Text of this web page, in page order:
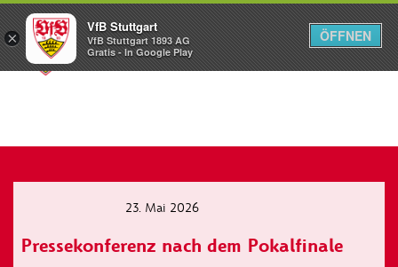
Menü
23. Mai 2026
Pressekonferenz nach dem Pokalfinale
×
VfB Stuttgart
VfB Stuttgart 1893 AG
Gratis - In Google Play
ÖFFNEN